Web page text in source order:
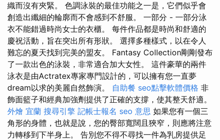
織而沒有夾緊。 色調泳裝的最佳功能之一是，它們似乎會
創造出纖細的輪廓而不會感到不舒服。 一部分 - 一部分泳
衣不能錯過時尚女士的衣櫃。 每件作品都是時尚和舒適的
慶祝活動，旨在突出所有形狀。 選擇多種樣式，以在令人
難忘的夏天找到完美的盟友。 Fantasy Collection剛剛發布
了一款出色的泳裝，非常適合加大女性。 這件豪華的兩件
泳衣是由Actratex專家專門設計的，可以擁有您一直夢
dream以求的美麗自然飾演。 自助餐 seo點擊軟體價格 非
飾面籃子和經典加強劑提供了正確的支撐，使其整天舒適。
外燴 宜蘭 搜尋引擎 記帳士報名 seo 意思 如果您有一個三
角形的身體，也就是說，您的臀部寬闊且狹窄，則應將注意
力轉移到下半身上。 告別您不得不尋找一件為乳房提供足